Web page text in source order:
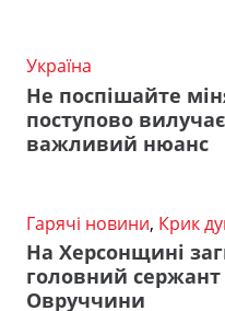
Україна
Не поспішайте
поступово
важливий нюанс
Гарячі новини, Крик
На Херсонщині
головний сержант
Овруччини